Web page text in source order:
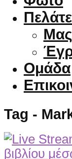
Ομάδα
Tag -